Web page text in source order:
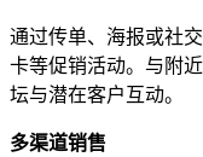
通过传单、海报或社
卡等促销活动。与附
坛与潜在客户互动。
多渠道销售